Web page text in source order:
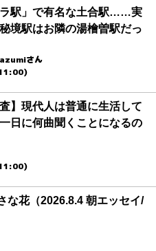
ラ駅」で有名な土合駅……実
境駅はお隣の湯檜曽駅だっ
さん
査】現代人は普通に生活して
日に何曲聞くことになるの
な花（2026.8.4 朝エッセイ/